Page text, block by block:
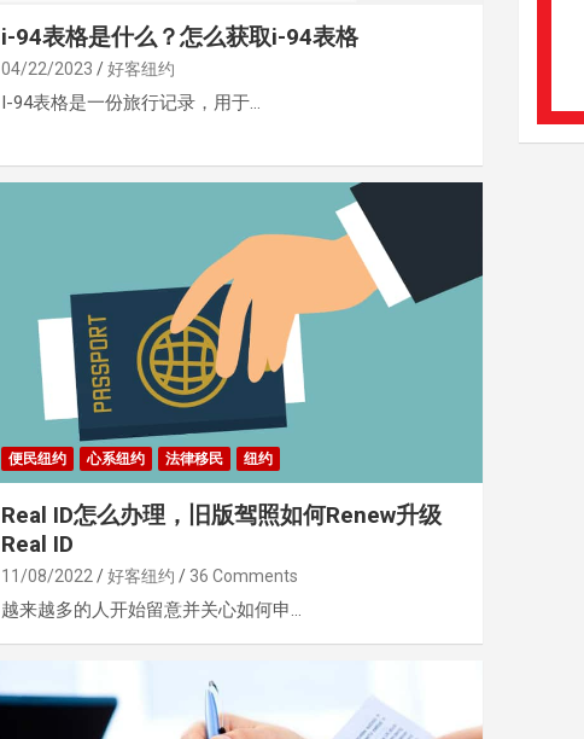
i-94表格是什么？怎么获取i-94表格
04/22/2023 好客纽约
I-94表格是一份旅行记录，用于…
便民纽约 心系纽约 法律移民 纽约
Real ID怎么办理，旧版驾照如何Renew升级
Real ID
11/08/2022 好客纽约 36 Comments
越来越多的人开始留意并关心如何申…